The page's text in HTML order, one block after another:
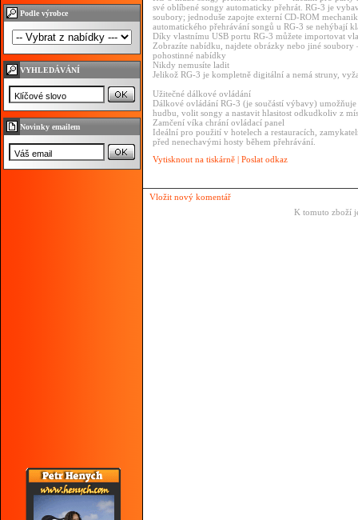
Podle výrobce
VYHLEDÁVÁNÍ
Novinky emailem
své oblíbené songy automaticky přehrát. RG-3 je
soubory; jednoduše zapojte externí CD-ROM
automatického přehrávání songů u RG-3 se nehýbají
Díky vlastnímu USB portu RG-3 můžete importovat
Zobrazíte nabídku, najdete obrázky nebo jiné
pohostinné nabídky
Nikdy nemusíte ladit
Jelikož RG-3 je kompletně digitální a nemá struny,
Užitečné dálkové ovládání
Dálkové ovládání RG-3 (je součástí výbavy)
hudbu, volit songy a nastavit hlasitost odkudkoliv z
Zamčení víka chrání ovládací panel
Ideální pro použití v hotelech a restauracích,
před nenechavými hosty během přehrávání.
Vytisknout na tiskárně | Poslat odkaz
Vložit nový komentář
K tomuto zboží